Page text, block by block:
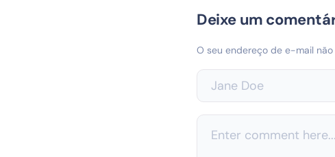
Deixe um
O seu endereço de e-mail